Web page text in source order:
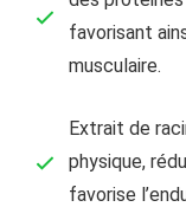
favorisant
musculaire.
Extrait de
physique,
favorise